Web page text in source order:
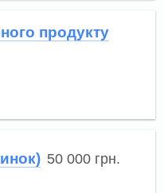
продукту
50 000 грн.